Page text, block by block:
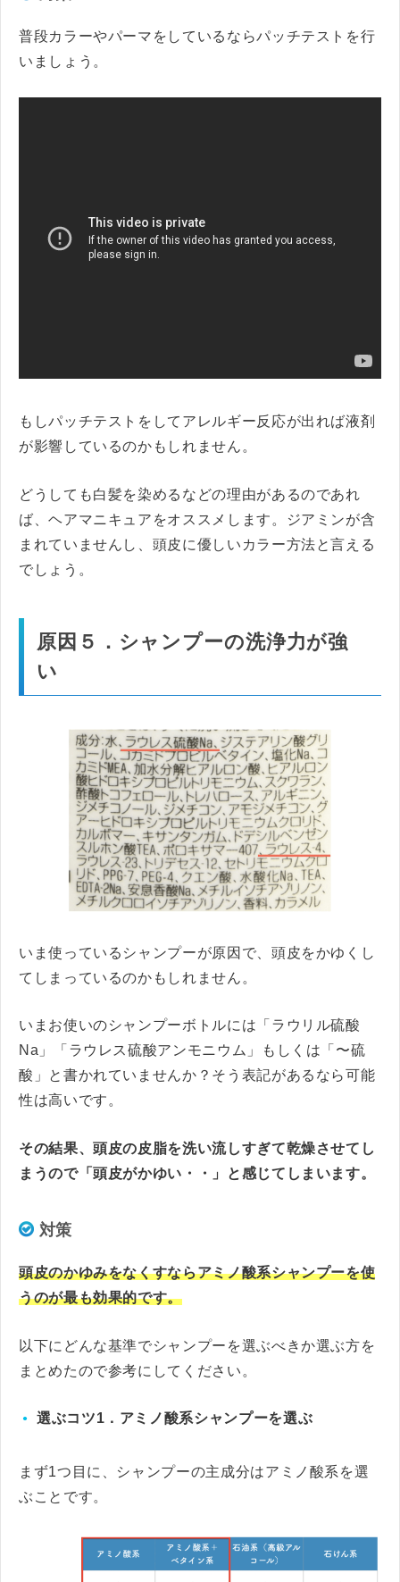
普段カラーやパーマをしているならパッチテストを行
いましょう。
もしパッチテストをしてアレルギー反応が出れば液剤
が影響しているのかもしれません。
どうしても白髪を染めるなどの理由があるのであれ
ば、ヘアマニキュアをオススメします。ジアミンが含
まれていませんし、頭皮に優しいカラー方法と言える
でしょう。
原因５．シャンプーの洗浄力が強
い
いま使っているシャンプーが原因で、頭皮をかゆくし
てしまっているのかもしれません。
いまお使いのシャンプーボトルには「ラウリル硫酸
Na」「ラウレス硫酸アンモニウム」もしくは「〜硫
酸」と書かれていませんか？そう表記があるなら可能
性は高いです。
その結果、頭皮の皮脂を洗い流しすぎて乾燥させてし
まうので「頭皮がかゆい・・」と感じてしまいます。
対策
頭皮のかゆみをなくすならアミノ酸系シャンプーを使
うのが最も効果的です。
以下にどんな基準でシャンプーを選ぶべきか選ぶ方を
まとめたので参考にしてください。
選ぶコツ1．アミノ酸系シャンプーを選ぶ
まず1つ目に、シャンプーの主成分はアミノ酸系を選
ぶことです。